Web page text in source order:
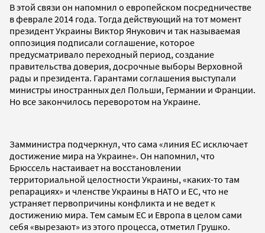
В этой связи он напомнил о европейском посредничестве
в феврале 2014 года. Тогда действующий на тот момент
президент Украины Виктор Янукович и так называемая
оппозиция подписали соглашение, которое
предусматривало переходный период, создание
правительства доверия, досрочные выборы Верховной
рады и президента. Гарантами соглашения выступали
министры иностранных дел Польши, Германии и Франции.
Но все закончилось переворотом на Украине.
Замминистра подчеркнул, что сама «линия ЕС исключает
достижение мира на Украине». Он напомнил, что
Брюссель настаивает на восстановлении
территориальной целостности Украины, «каких-то там
репарациях» и членстве Украины в НАТО и ЕС, что не
устраняет первопричины конфликта и не ведет к
достижению мира. Тем самым ЕС и Европа в целом сами
себя «вырезают» из этого процесса, отметил Грушко.